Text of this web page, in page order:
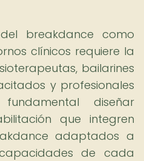
breakdance como
clínicos requiere la
bailarines
y profesionales
diseñar
que integren
adaptados a
de cada